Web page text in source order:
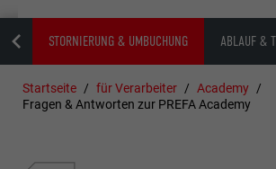
STORNIERUNG & UMBUCHUNG ABLAUF &
Startseite für Verarbeiter
Academy
Fragen & Antworten zur PREFA Academy